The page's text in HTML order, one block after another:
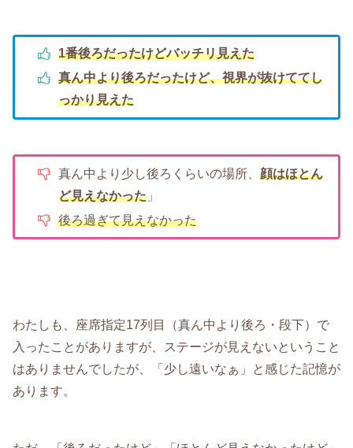
1番後ろだったけどバッチリ見えた
真ん中より後ろだったけど、視界が抜けててし
っかり見えた
真ん中より少し後ろくらいの場所、 顔はほとん
ど見えなかった」
後ろ過ぎて見えなかった
わたしも、座席指定17列目（真ん中より後ろ・段下）で
入ったことがありますが、ステージが見えないということ
はありませんでしたが、「少し遠いなぁ」と感じた記憶が
あります。